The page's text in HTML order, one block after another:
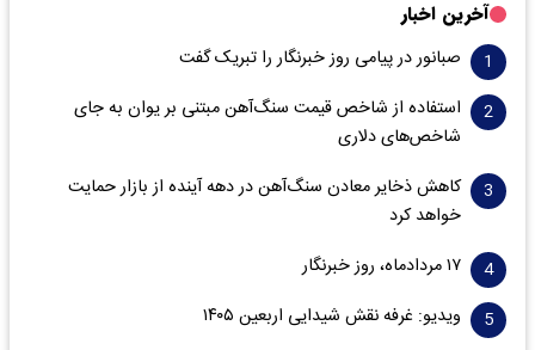
آخرین اخبار
صبانور در پیامی روز خبرنگار را تبریک گفت
استفاده از شاخص قیمت سنگ‌آهن مبتنی بر یوان به جای
شاخص‌های دلاری
کاهش ذخایر معادن سنگ‌آهن در دهه آینده از بازار حمایت
خواهد کرد
۱۷ مردادماه، روز خبرنگار
ویدیو: غرفه نقش شیدایی اربعین ۱۴۰۵